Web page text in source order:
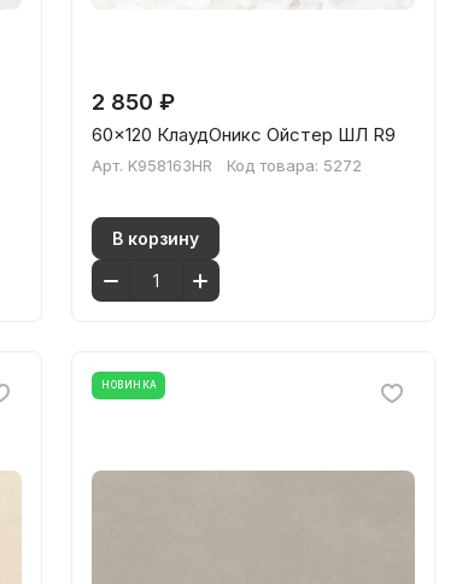
2 850 ₽
60x120 КлаудОникс Ойстер ШЛ R9
Арт. K958163HR Код товара: 5272
В корзину
НОВИНКА